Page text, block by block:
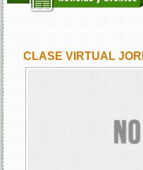
20 DE JULIO